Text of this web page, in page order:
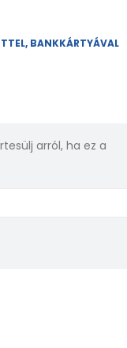
BANKKÁRTYÁVAL
arról, ha ez a